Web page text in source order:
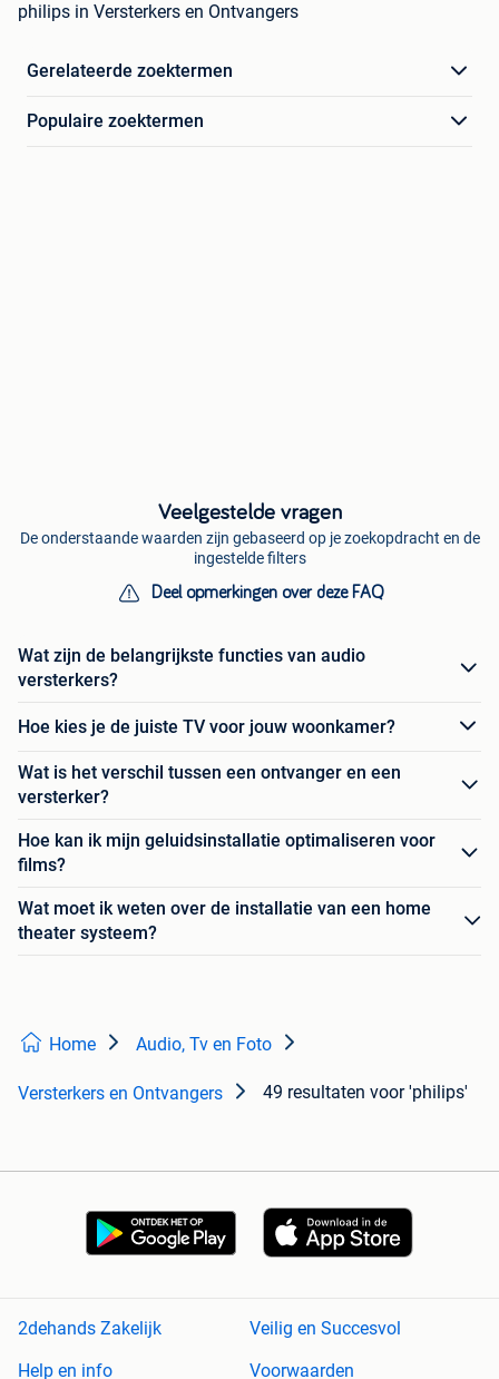
philips in Versterkers en Ontvangers
Gerelateerde zoektermen
Populaire zoektermen
Veelgestelde vragen
De onderstaande waarden zijn gebaseerd op je zoekopdracht en de
ingestelde filters
Deel opmerkingen over deze FAQ
Wat zijn de belangrijkste functies van audio
versterkers?
Hoe kies je de juiste TV voor jouw woonkamer?
Wat is het verschil tussen een ontvanger en een
versterker?
Hoe kan ik mijn geluidsinstallatie optimaliseren voor
films?
Wat moet ik weten over de installatie van een home
theater systeem?
Home Audio, Tv en Foto
Versterkers en Ontvangers 49 resultaten voor 'philips'
2dehands Zakelijk
Veilig en Succesvol
Help en info
Voorwaarden